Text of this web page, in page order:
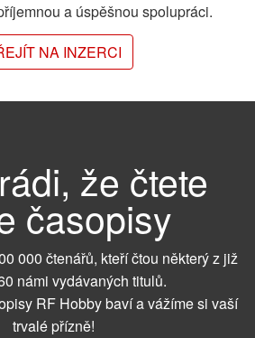
a úspěšnou spolupráci.
NA INZERCI
že čtete
časopisy
000 čtenářů, kteří čtou některý z již
námi vydávaných titulů.
RF Hobby baví a vážíme si vaší
trvalé přízně!